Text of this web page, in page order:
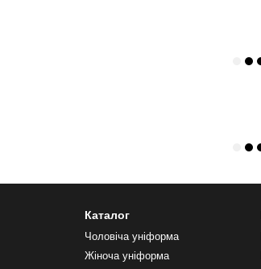
Каталог
Чоловіча уніформа
Жіноча уніформа